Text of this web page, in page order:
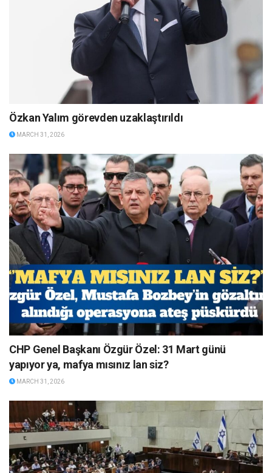
Özkan Yalım görevden uzaklaştırıldı
MARCH 31, 2026
CHP Genel Başkanı Özgür Özel: 31 Mart günü
yapıyor ya, mafya mısınız lan siz?
MARCH 31, 2026